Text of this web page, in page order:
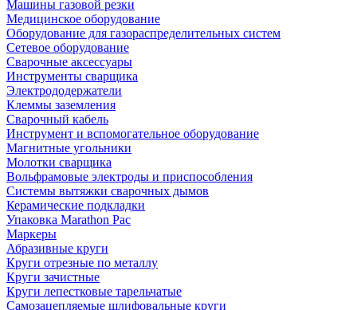
Машины газовой резки
Медицинское оборудование
Оборудование для газораспределительных систем
Сетевое оборудование
Сварочные аксессуары
Инструменты сварщика
Электрододержатели
Клеммы заземления
Сварочный кабель
Инструмент и вспомогательное оборудование
Магнитные угольники
Молотки сварщика
Вольфрамовые электроды и приспособления
Системы вытяжки сварочных дымов
Керамические подкладки
Упаковка Marathon Pac
Маркеры
Абразивные круги
Круги отрезные по металлу
Круги зачистные
Круги лепестковые тарельчатые
Самозацепляемые шлифовальные круги